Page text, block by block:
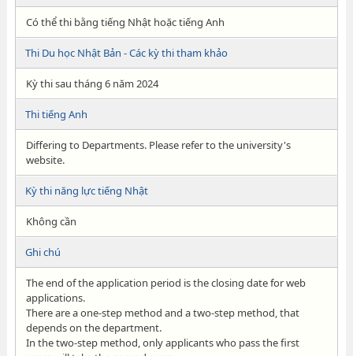
Có thể thi bằng tiếng Nhật hoặc tiếng Anh
Thi Du học Nhật Bản - Các kỳ thi tham khảo
Kỳ thi sau tháng 6 năm 2024
Thi tiếng Anh
Differing to Departments. Please refer to the university's
website.
Kỳ thi năng lực tiếng Nhật
Không cần
Ghi chú
The end of the application period is the closing date for web
applications.
There are a one-step method and a two-step method, that
depends on the department.
In the two-step method, only applicants who pass the first